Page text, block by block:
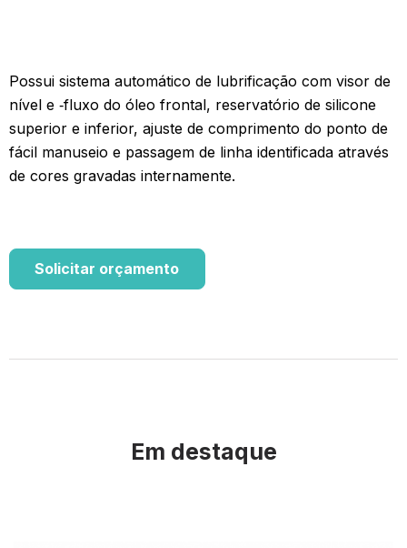
Possui sistema automático de lubri­ficação com visor de
nível e ‑fluxo do óleo frontal, reservatório de silicone
superior e inferior, ajuste de comprimento do ponto de
fácil manuseio e passagem de linha identi­ficada através
de cores gravadas internamente.
Solicitar orçamento
Em destaque